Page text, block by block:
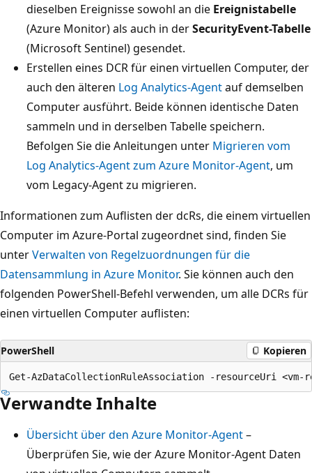
dieselben Ereignisse sowohl an die Ereignistabelle
(Azure Monitor) als auch in derSecurityEvent-Tabelle
(Microsoft Sentinel) gesendet.
Erstellen eines DCR für einen virtuellen Computer, der
auch den älteren Log Analytics-Agentauf demselben
Computer ausführt. Beide können identische Daten
sammeln und in derselben Tabelle speichern.
Befolgen Sie die Anleitungen unter Migrieren vom
Log Analytics-Agent zum Azure Monitor-Agent, um
vom Legacy-Agent zu migrieren.
Informationen zum Auflisten der dcRs, die einem virtuellen
Computer im Azure-Portal zugeordnet sind, finden Sie
unterVerwalten von Regelzuordnungen für die
Datensammlung in Azure Monitor. Sie können auch den
folgenden PowerShell-Befehl verwenden, um alle DCRs für
einen virtuellen Computer auflisten:
PowerShell Kopieren
Verwandte Inhalte
Übersicht über den Azure Monitor-Agent–
Überprüfen Sie, wie der Azure Monitor-Agent Daten